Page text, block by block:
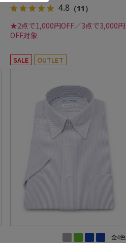
4.8 （11）
★2点で1,000円OFF／3点で3,000円
OFF対象
SALE OUTLET
全4色